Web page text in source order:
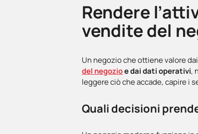
Rendere
vendite del
Un negozio che ottiene valore
del negozioe dai dati operativi,
leggere ciò che accade, capire i
Quali decisioni